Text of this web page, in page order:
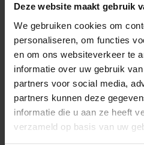
Deze website maakt gebruik
We gebruiken cookies om
personaliseren, om functies
en om ons websiteverkeer te
informatie over uw gebruik
partners voor social media,
partners kunnen deze
informatie die u aan ze heeft
verzameld op basis van uw